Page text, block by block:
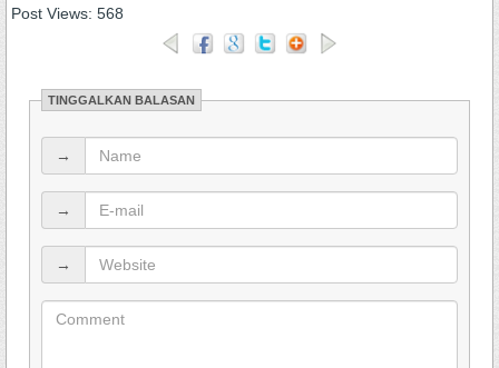
Post Views: 568
TINGGALKAN BALASAN
→
→
→